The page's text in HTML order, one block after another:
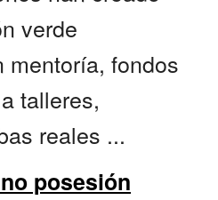
verde
mentoría, fondos
talleres,
reales ...
posesión